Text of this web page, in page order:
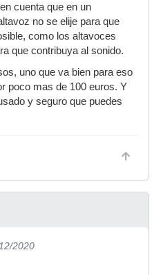
cuenta que en un
no se elije para que
como los altavoces
que contribuya al sonido.
uno que va bien para eso
poco mas de 100 euros. Y
y seguro que puedes
2020